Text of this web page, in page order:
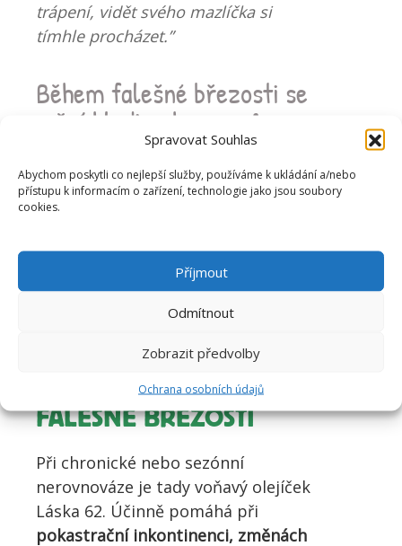
Spravovat Souhlas
Abychom poskytli co nejlepší služby, používáme k ukládání a/nebo
přístupu k informacím o zařízení, technologie jako jsou soubory
cookies.
Příjmout
Odmítnout
Zobrazit předvolby
Ochrana osobních údajů
trápení, vidět svého mazlíčka si
tímhle procházet.”
Během falešné březosti se
mění hladiny hormonů
prolaktinu a progesteronu.
Tělo si myslí, že je zkrátka
březí. Zpravidla jsou
poškozené psychiky.
HORMONÁLNÍ
NEROVNOVÁZE I
FALEŠNÉ BŘEZOSTI
Při chronické nebo sezónní
nerovnováze je tady voňavý olejíček
Láska 62. Účinně pomáhá při
pokastrační inkontinenci, změnách